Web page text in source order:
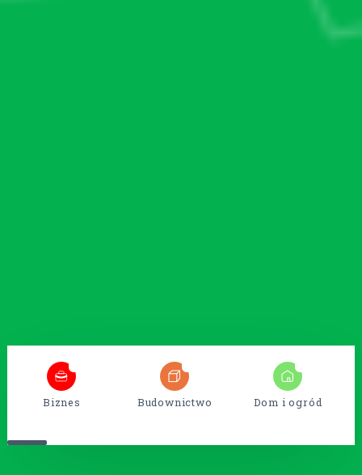
Biznes Budownictwo Dom i ogród